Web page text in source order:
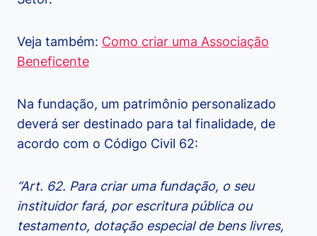
Veja também: Como criar uma Associação
Beneficente
Na fundação, um patrimônio personalizado
deverá ser destinado para tal finalidade, de
acordo com o Código Civil 62:
“Art. 62. Para criar uma fundação, o seu
instituidor fará, por escritura pública ou
testamento, dotação especial de bens livres,